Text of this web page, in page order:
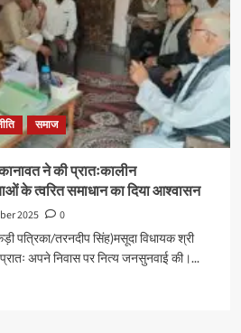
समाज
ने की प्रातःकालीन
के त्वरित समाधान का दिया आश्वासन
2025
0
पत्रिका/तरनदीप सिंह)मसूदा विधायक श्री
अपने निवास पर नित्य जनसुनवाई की।...